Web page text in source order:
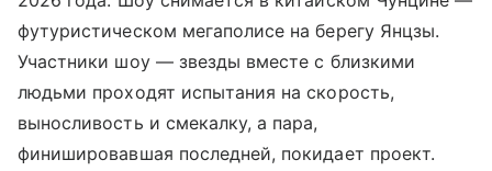
футуристическом мегаполисе на берегу Янцзы.
Участники шоу — звезды вместе с близкими
людьми проходят испытания на скорость,
выносливость и смекалку, а пара,
финишировавшая последней, покидает проект.